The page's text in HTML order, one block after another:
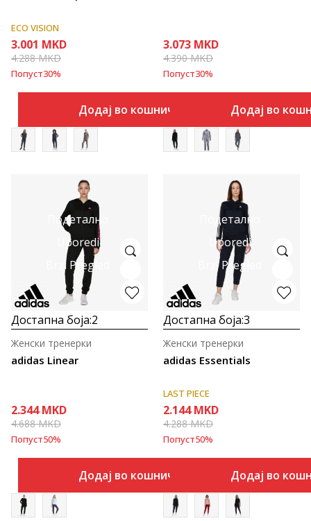
ECO VISION
3.001 MKD
4.288MKD
Попуст30%
Додај во кошничка
3.073 MKD
4.390MKD
Попуст30%
Додај во
Подетално
Uporedi
Brzi Pregled
Достапна боја:2
adidas Linear
Женски тренерки
2.344 MKD
4.688MKD
Попуст50%
Додај во кошничка
Подетално
Uporedi
Brzi Pregled
Достапна боја:3
adidas Essentials
Женски тренерки
LAST PIECE
2.144 MKD
4.288MKD
Попуст50%
Додај во